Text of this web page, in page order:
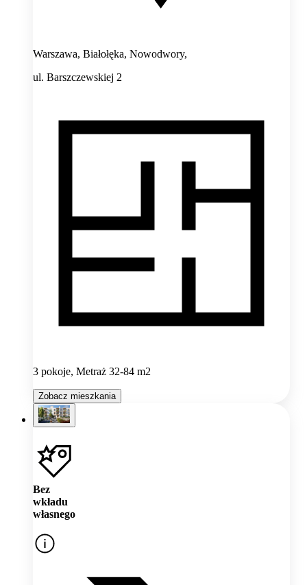
Warszawa, Białołęka, Nowodwory,
ul. Barszczewskiej 2
3 pokoje, Metraż 32-84 m2
Zobacz mieszkania
Bez
wkładu
własnego